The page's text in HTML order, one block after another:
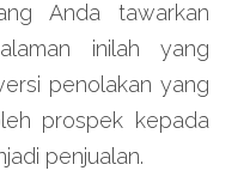
Anda tawarkan
inilah yang
penolakan yang
prospek kepada
penjualan.